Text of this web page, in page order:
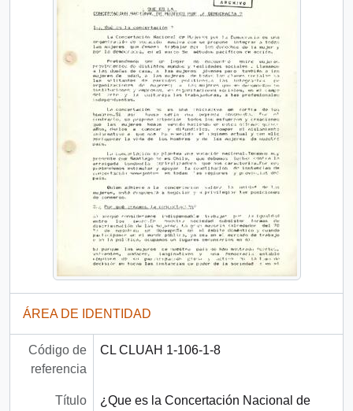
ÁREA DE IDENTIDAD
Código de
referencia
CL CLUAH 1-106-1-8
Título
¿Que es la Concertación Nacional de